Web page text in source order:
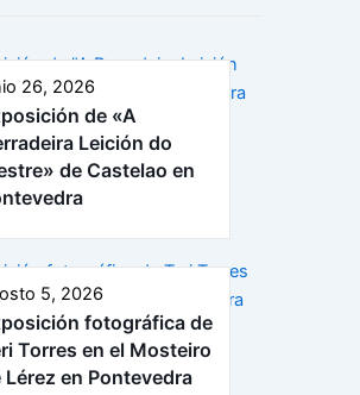
26, 2026
de «A
Leición do
de Castelao en
5, 2026
fotográfica de
Torres en el Mosteiro
Lérez en Pontevedra